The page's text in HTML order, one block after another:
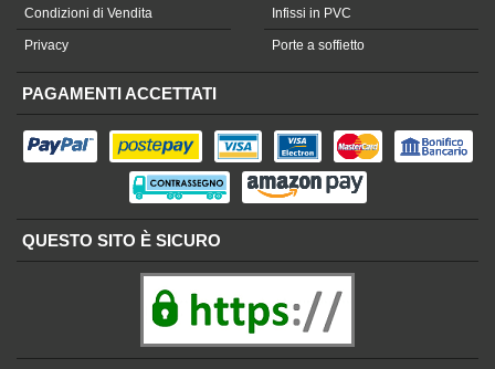
Condizioni di Vendita
Privacy
Infissi in PVC
Porte a soffietto
PAGAMENTI ACCETTATI
QUESTO SITO È SICURO